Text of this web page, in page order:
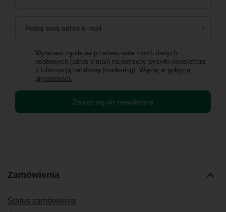
Podaj swój adres e-mail
Wyrażam zgodę na przetwarzanie moich danych
osobowych (adres e-mail) na potrzeby wysyłki newslettera
z informacją handlową (marketing). Więcej w polityce
prywatności.
Zapisz się do newslettera
Zamówienia
Status zamówienia